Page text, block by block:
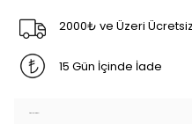
2000₺ ve Üzeri
15 Gün İçinde İade